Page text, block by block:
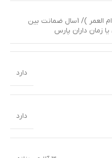
ضمانت اصالت کالا (مادام العمر )/ 1سال ضمانت بین
زمان داران پارس
دارد
دارد